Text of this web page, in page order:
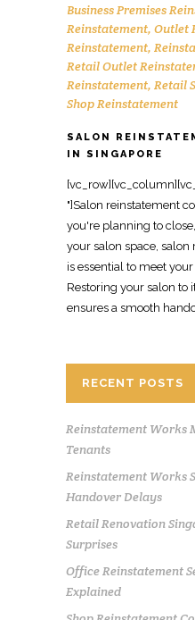
Business Premises
Reinstatement, Outlet
Reinstatement,
Retail Outlet
Reinstatement, Retail
Shop Reinstatement
SALON
IN SINGAPORE
"]Salon reinstatement
you're planning to
your salon space,
is essential to meet
Restoring your salon to
ensures a smooth
RECENT POSTS
Reinstatement Works
Tenants
Reinstatement Works
Handover Delays
Retail Renovation
Surprises
Office Reinstatement
Explained